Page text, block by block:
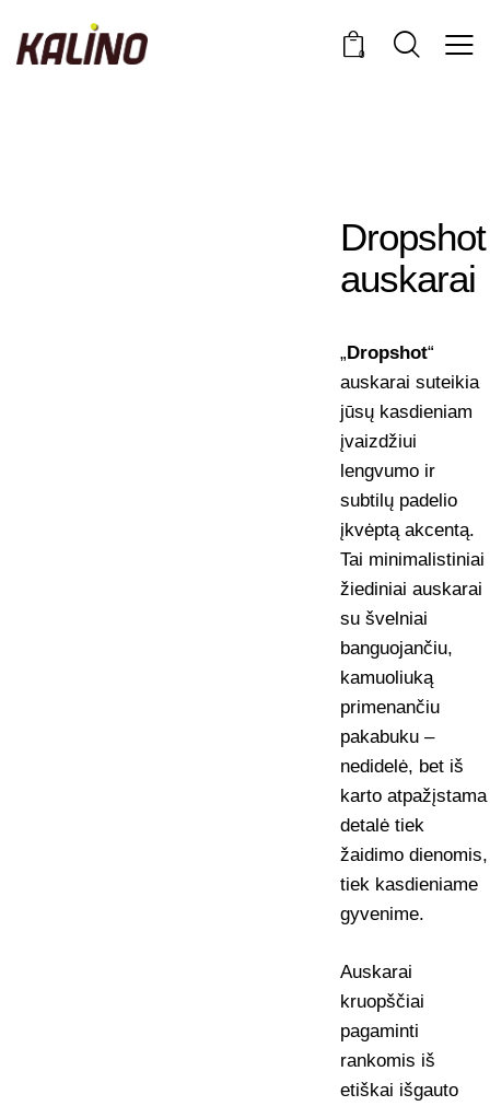
0
Dropshot
auskarai
„Dropshot“
auskarai suteikia
jūsų kasdieniam
įvaizdžiui
lengvumo ir
subtilų padelio
įkvėptą akcentą.
Tai minimalistiniai
žiediniai auskarai
su švelniai
banguojančiu,
kamuoliuką
primenančiu
pakabuku –
nedidelė, bet iš
karto atpažįstama
detalė tiek
žaidimo dienomis,
tiek kasdieniame
gyvenime.
Auskarai
kruopščiai
pagaminti
rankomis iš
etiškai išgauto